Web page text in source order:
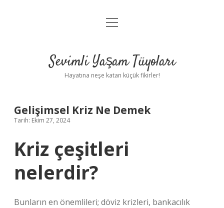
Anasayfa
Yasal Uyarı
menüyü
Sevimli Yaşam Tüyoları
Hayatına neşe katan küçük fikirler!
Gelişimsel Kriz Ne Demek
Tarih: Ekim 27, 2024
Kriz çeşitleri
nelerdir?
Bunların en önemlileri; döviz krizleri, bankacılık